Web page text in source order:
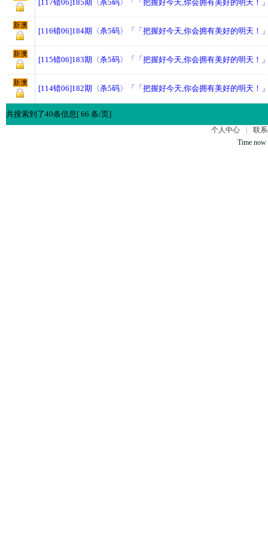
[117错06]185期〈杀5码〉「「把握好今天,你会拥有美好的明天！
新澳
[116错06]184期〈杀5码〉「「把握好今天,你会拥有美好的明天！
新澳
[115错06]183期〈杀5码〉「「把握好今天,你会拥有美好的明天！
新澳
[114错06]182期〈杀5码〉「「把握好今天,你会拥有美好的明天！
共搜索到了40条信息[ 66 条/页]
个人中心
联
Time now